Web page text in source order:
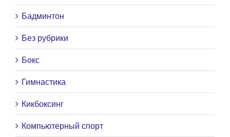
Бадминтон
Без рубрики
Бокс
Гимнастика
Кикбоксинг
Компьютерный спорт